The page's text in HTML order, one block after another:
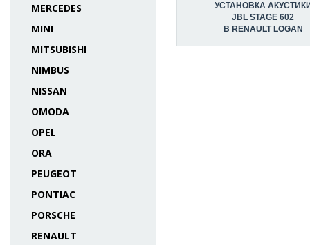
MERCEDES
MINI
MITSUBISHI
NIMBUS
NISSAN
OMODA
OPEL
ORA
PEUGEOT
PONTIAC
PORSCHE
RENAULT
УСТАНОВКА
JBL STAGE 602
В RENAULT LOGAN